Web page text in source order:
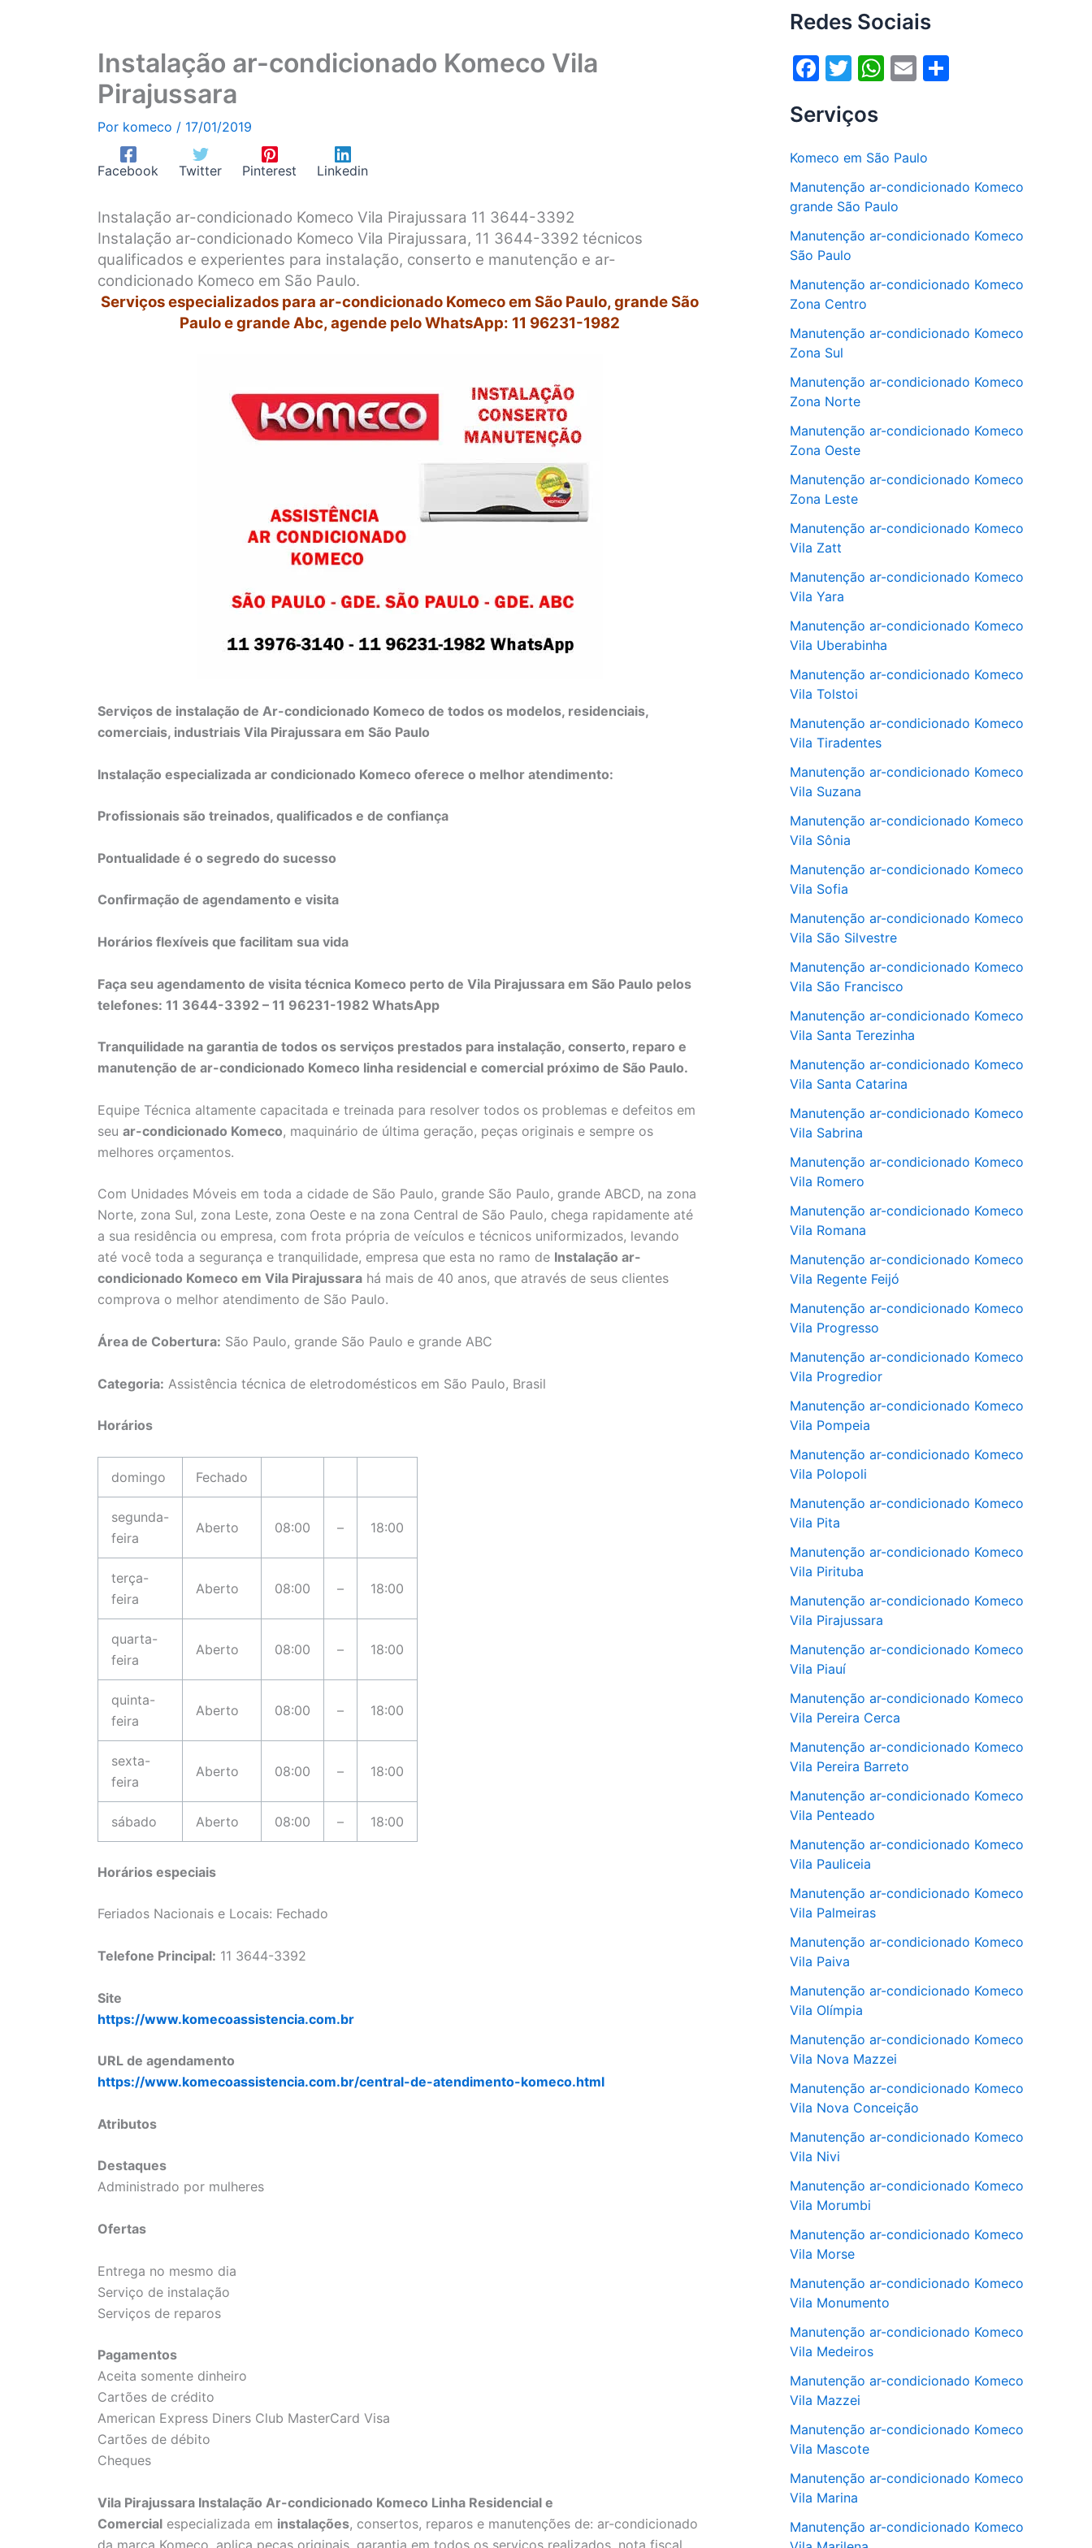
Instalação ar-condicionado Komeco Vila
Pirajussara
Por komeco / 17/01/2019
Facebook Twitter Pinterest Linkedin
Instalação ar-condicionado Komeco Vila Pirajussara 11 3644-3392
Instalação ar-condicionado Komeco Vila Pirajussara, 11 3644-3392 técnicos
qualificados e experientes para instalação, conserto e manutenção e ar-
condicionado Komeco em São Paulo.
Serviços especializados para ar-condicionado Komeco em São Paulo, grande São
Paulo e grande Abc, agende pelo WhatsApp: 11 96231-1982
Serviços de instalação de Ar-condicionado Komeco de todos os modelos, residenciais,
comerciais, industriais Vila Pirajussara em São Paulo
Instalação especializada ar condicionado Komeco oferece o melhor atendimento:
Profissionais são treinados, qualificados e de confiança
Pontualidade é o segredo do sucesso
Confirmação de agendamento e visita
Horários flexíveis que facilitam sua vida
Faça seu agendamento de visita técnica Komeco perto de Vila Pirajussara em São Paulo pelos
telefones: 11 3644-3392 – 11 96231-1982 WhatsApp
Tranquilidade na garantia de todos os serviços prestados para instalação, conserto, reparo e
manutenção de ar-condicionado Komeco linha residencial e comercial próximo de São Paulo.
Equipe Técnica altamente capacitada e treinada para resolver todos os problemas e defeitos em
seu ar-condicionado Komeco, maquinário de última geração, peças originais e sempre os
melhores orçamentos.
Com Unidades Móveis em toda a cidade de São Paulo, grande São Paulo, grande ABCD, na zona
Norte, zona Sul, zona Leste, zona Oeste e na zona Central de São Paulo, chega rapidamente até
a sua residência ou empresa, com frota própria de veículos e técnicos uniformizados, levando
até você toda a segurança e tranquilidade, empresa que esta no ramo de Instalação ar-
condicionado Komeco em Vila Pirajussara há mais de 40 anos, que através de seus clientes
comprova o melhor atendimento de São Paulo.
Área de Cobertura: São Paulo, grande São Paulo e grande ABC
Categoria: Assistência técnica de eletrodomésticos em São Paulo, Brasil
Horários
domingo Fechado
segunda-
feira
Aberto 08:00 – 18:00
terça-
feira
Aberto 08:00 – 18:00
quarta-
feira
Aberto 08:00 – 18:00
quinta-
feira
Aberto 08:00 – 18:00
sexta-
feira
Aberto 08:00 – 18:00
sábado Aberto 08:00 – 18:00
Horários especiais
Feriados Nacionais e Locais: Fechado
Telefone Principal: 11 3644-3392
Site
https://www.komecoassistencia.com.br
URL de agendamento
https://www.komecoassistencia.com.br/central-de-atendimento-komeco.html
Atributos
Destaques
Administrado por mulheres
Ofertas
Entrega no mesmo dia
Serviço de instalação
Serviços de reparos
Pagamentos
Aceita somente dinheiro
Cartões de crédito
American Express Diners Club MasterCard Visa
Cartões de débito
Cheques
Vila Pirajussara Instalação Ar-condicionado Komeco Linha Residencial e
Comercial especializada em instalações, consertos, reparos e manutenções de: ar-condicionado
da marca Komeco, aplica peças originais, garantia em todos os serviços realizados, nota fiscal,
Redes Sociais
F
c
b
o
o
k
T
itt
er
W
s
A
p
E
l
Serviços
Komeco em São Paulo
Manutenção ar-condicionado Komeco
grande São Paulo
Manutenção ar-condicionado Komeco
São Paulo
Manutenção ar-condicionado Komeco
Zona Centro
Manutenção ar-condicionado Komeco
Zona Sul
Manutenção ar-condicionado Komeco
Zona Norte
Manutenção ar-condicionado Komeco
Zona Oeste
Manutenção ar-condicionado Komeco
Zona Leste
Manutenção ar-condicionado Komeco
Vila Zatt
Manutenção ar-condicionado Komeco
Vila Yara
Manutenção ar-condicionado Komeco
Vila Uberabinha
Manutenção ar-condicionado Komeco
Vila Tolstoi
Manutenção ar-condicionado Komeco
Vila Tiradentes
Manutenção ar-condicionado Komeco
Vila Suzana
Manutenção ar-condicionado Komeco
Vila Sônia
Manutenção ar-condicionado Komeco
Vila Sofia
Manutenção ar-condicionado Komeco
Vila São Silvestre
Manutenção ar-condicionado Komeco
Vila São Francisco
Manutenção ar-condicionado Komeco
Vila Santa Terezinha
Manutenção ar-condicionado Komeco
Vila Santa Catarina
Manutenção ar-condicionado Komeco
Vila Sabrina
Manutenção ar-condicionado Komeco
Vila Romero
Manutenção ar-condicionado Komeco
Vila Romana
Manutenção ar-condicionado Komeco
Vila Regente Feijó
Manutenção ar-condicionado Komeco
Vila Progresso
Manutenção ar-condicionado Komeco
Vila Progredior
Manutenção ar-condicionado Komeco
Vila Pompeia
Manutenção ar-condicionado Komeco
Vila Polopoli
Manutenção ar-condicionado Komeco
Vila Pita
Manutenção ar-condicionado Komeco
Vila Pirituba
Manutenção ar-condicionado Komeco
Vila Pirajussara
Manutenção ar-condicionado Komeco
Vila Piauí
Manutenção ar-condicionado Komeco
Vila Pereira Cerca
Manutenção ar-condicionado Komeco
Vila Pereira Barreto
Manutenção ar-condicionado Komeco
Vila Penteado
Manutenção ar-condicionado Komeco
Vila Pauliceia
Manutenção ar-condicionado Komeco
Vila Palmeiras
Manutenção ar-condicionado Komeco
Vila Paiva
Manutenção ar-condicionado Komeco
Vila Olímpia
Manutenção ar-condicionado Komeco
Vila Nova Mazzei
Manutenção ar-condicionado Komeco
Vila Nova Conceição
Manutenção ar-condicionado Komeco
Vila Nivi
Manutenção ar-condicionado Komeco
Vila Morumbi
Manutenção ar-condicionado Komeco
Vila Morse
Manutenção ar-condicionado Komeco
Vila Monumento
Manutenção ar-condicionado Komeco
Vila Medeiros
Manutenção ar-condicionado Komeco
Vila Mazzei
Manutenção ar-condicionado Komeco
Vila Mascote
Manutenção ar-condicionado Komeco
Vila Marina
Manutenção ar-condicionado Komeco